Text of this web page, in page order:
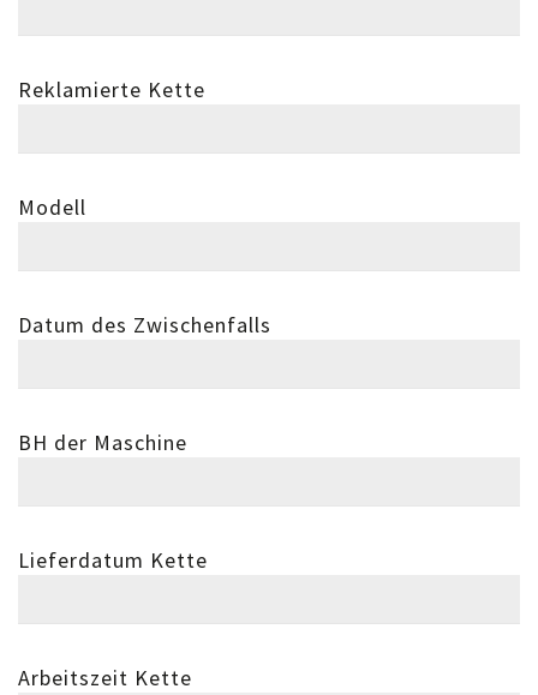
Reklamierte Kette
Modell
Datum des Zwischenfalls
BH der Maschine
Lieferdatum Kette
Arbeitszeit Kette